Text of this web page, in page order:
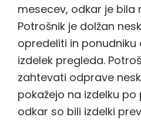
mesecev, odkar je bila
Potrošnik je dolžan
opredeliti in
izdelek pregleda.
zahtevati odprave
pokažejo na izdelku
odkar so bili izdelki